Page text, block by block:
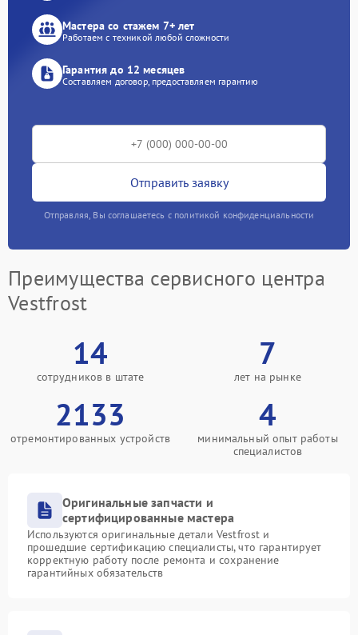
Мастера со стажем 7+ лет
Работаем с техникой любой сложности
Гарантия до 12 месяцев
Составляем договор, предоставляем гарантию
Отправить заявку
Отправляя, Вы соглашаетесь с политикой конфиденциальности
Преимущества сервисного центра
Vestfrost
14
сотрудников в штате
7
лет на рынке
2133
отремонтированных устройств
4
минимальный опыт работы
специалистов
Оригинальные запчасти и
сертифицированные мастера
Используются оригинальные детали Vestfrost и
прошедшие сертификацию специалисты, что гарантирует
корректную работу после ремонта и сохранение
гарантийных обязательств